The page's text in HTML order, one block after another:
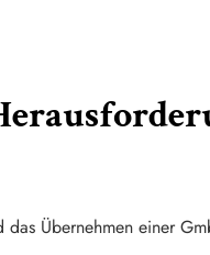
Übernehmen einer